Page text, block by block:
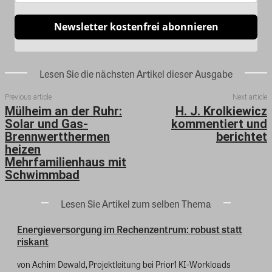
Newsletter kostenfrei abonnieren
Lesen Sie die nächsten Artikel dieser Ausgabe
Previous article
Mülheim an der Ruhr:
Solar und Gas-
Brennwertthermen
heizen
Mehrfamilienhaus mit
Schwimmbad
Next article
H. J. Krolkiewicz
kommentiert und
berichtet
Lesen Sie Artikel zum selben Thema
Energieversorgung im Rechenzentrum: robust statt
riskant
von Achim Dewald, Projektleitung bei Prior1 KI-Workloads